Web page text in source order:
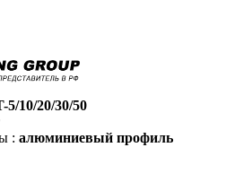
5/10/20/30/50
: алюминиевый профиль